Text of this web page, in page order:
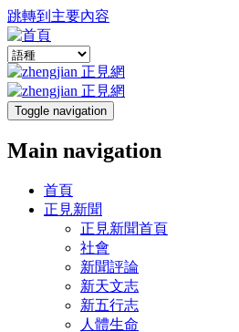
跳轉到主要內容
Toggle navigation
Main navigation
首頁
正見新聞
正見新聞首頁
社會
新聞評論
新天文志
新五行志
人體生命